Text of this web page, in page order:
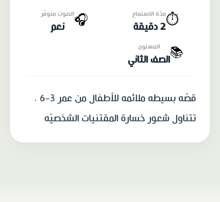
⏱️مدّة الاستماع
2 دقيقة
🎧الصوت متوفّر
نعم
📚 المستوى
الصف الثاني
قصّه بسيطه ملائمه للأطفال من عمر 3-6 .
تتناول شعور خسارة المقتنيات الشخصيّه